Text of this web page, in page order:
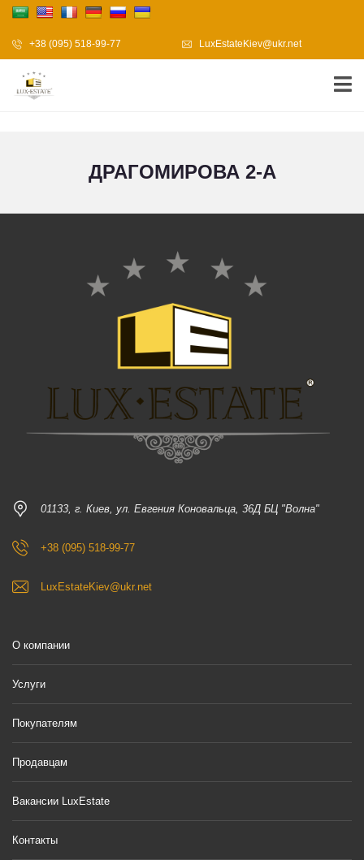
+38 (095) 518-99-77 LuxEstateKiev@ukr.net
ДРАГОМИРОВА 2-А
01133, г. Киев, ул. Евгения Коновальца, 36Д БЦ "Волна"
+38 (095) 518-99-77
LuxEstateKiev@ukr.net
О компании
Услуги
Покупателям
Продавцам
Вакансии LuxEstate
Контакты